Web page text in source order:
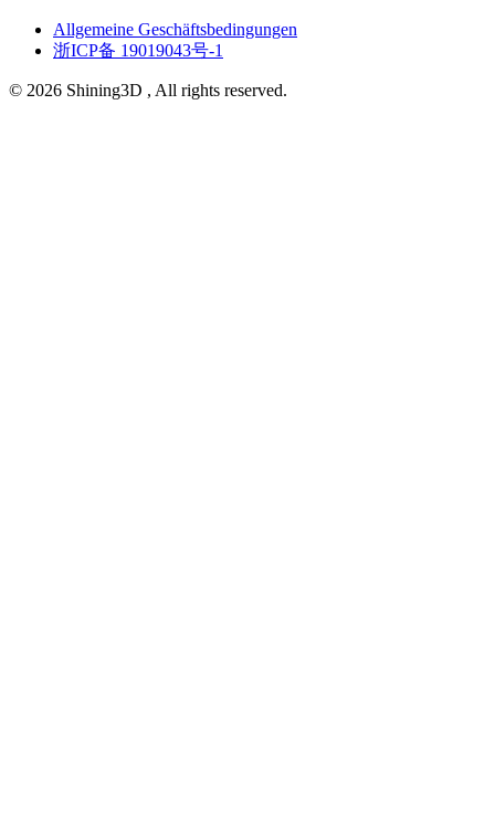
Allgemeine Geschäftsbedingungen
浙ICP备 19019043号-1
© 2026 Shining3D , All rights reserved.